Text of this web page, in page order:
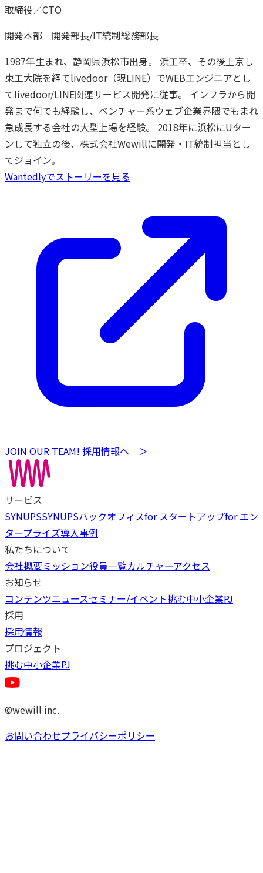
取締役／CTO
開発本部 開発部長/IT統制総務部長
1987年生まれ、静岡県浜松市出身。 浜工卒、その後上京し
東工大院を経てlivedoor（現LINE）でWEBエンジニアとし
てlivedoor/LINE関連サービス開発に従事。 インフラから開
発まで何でも経験し、ベンチャー系ウェブ企業界隈でもまれ
急成長する会社の大型上場を経験。 2018年に浜松にUター
ンして独立の後、株式会社Wewillに開発・IT統制担当とし
てジョイン。
Wantedlyでストーリーを見る
JOIN OUR TEAM! 採用情報へ ＞
サービス
SYNUPSSYNUPSバックオフィスfor スタートアップfor エン
タープライズ導入事例
私たちについて
会社概要ミッション役員一覧カルチャーアクセス
お知らせ
コンテンツニュースセミナー/イベント挑む中小企業PJ
採用
採用情報
プロジェクト
挑む中小企業PJ
©wewill inc.
お問い合わせプライバシーポリシー